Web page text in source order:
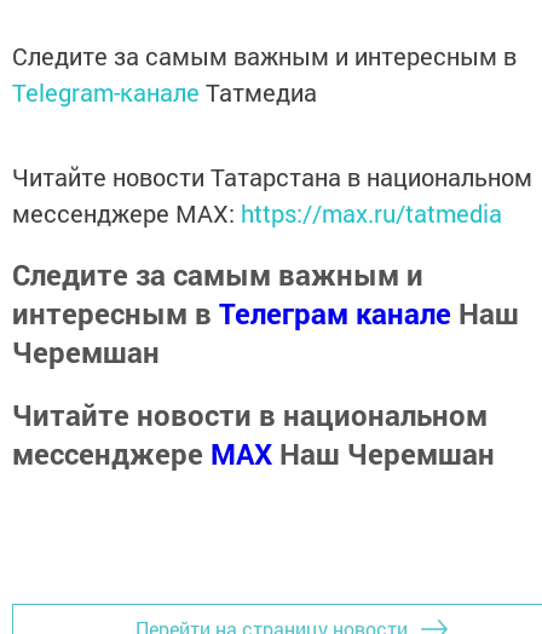
Следите за самым важным и интересным в
Telegram-канале Татмедиа
Читайте новости Татарстана в национальном
мессенджере MАХ: https://max.ru/tatmedia
Следите за самым важным и
интересным в Телеграм канале Наш
Черемшан
Читайте новости в национальном
мессенджере MАХ Наш Черемшан
Перейти на страницу новости